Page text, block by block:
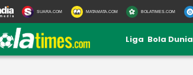
SUARA.COM MATAMATA.COM BOLATIMES.COM
Liga Bola Dunia